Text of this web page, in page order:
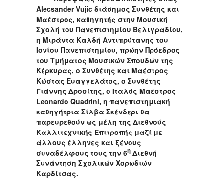
Alecsander Vujic διάσημος Συνθέτης και
Μαέστρος, καθηγητής στην Μουσική
Σχολή του Πανεπιστημίου Βελιγραδίου,
η Μιράντα Καλδή Αντιπρύτανης του
Ιονίου Πανεπιστημίου, πρώην Πρόεδρος
του Τμήματος Μουσικών Σπουδών της
Κέρκυρας, ο Συνθέτης και Μαέστρος
Κώστας Ευαγγελάτος, ο Συνθέτης
Γιάννης Δροσίτης, ο Ιταλός Μαέστρος
Leonardo Quadrini, η πανεπιστημιακή
καθηγήτρια Σίλβα Σκένδερι θα
παρευρεθούν ως μέλη της Διεθνούς
Καλλιτεχνικής Επιτροπής μαζί με
άλλους έλληνες και ξένους
συναδέλφους τους την 6η Διεθνή
Συνάντηση Σχολικών Χορωδιών
Καρδίτσας.